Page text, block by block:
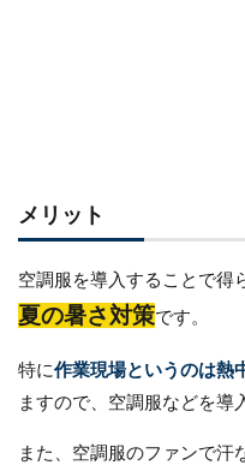
メリット
空調服を導入することで得
夏の暑さ対策です。
特に作業現場というのは熱
ますので、空調服などを導
また、空調服のファンで汗